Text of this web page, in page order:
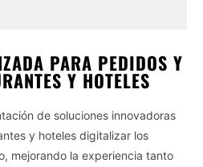
PARA PEDIDOS Y
Y HOTELES
de soluciones innovadoras
y hoteles digitalizar los
mejorando la experiencia tanto